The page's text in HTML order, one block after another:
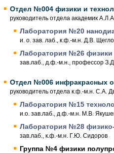
Отдел №004 физики и
руководитель отдела академик
Лаборатория №20
и. о. зав. лаб., к.ф.-м.н. Д.В.
Лаборатория №26 физики
зав.лаб., д.ф.-м.н., профессор
Отдел №006 инфракрасных
руководитель отдела к.ф.-м.н. С.А.
Лаборатория №15
и.о. зав.лаб., д.ф.-м.н. М.В.
Лаборатория №28
зав.лаб., к.ф.-м.н. Г.Ю. Сидоров
Группа №4 физики